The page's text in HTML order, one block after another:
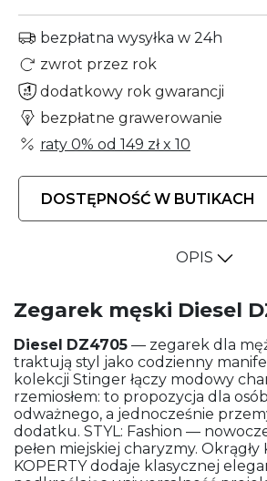
bezpłatna wysyłka w 24h
zwrot przez rok
dodatkowy rok gwarancji
bezpłatne grawerowanie
raty 0% od 149 złx 10
DOSTĘPNOŚĆ W BUTIKACH
OPIS
Zegarek męski Diesel
Diesel DZ4705 — zegarek dla
traktują styl jako codzienny
kolekcji Stinger łączy modowy
rzemiosłem: to propozycja dla
odważnego, a jednocześnie
dodatku. STYL: Fashion —
pełen miejskiej charyzmy. Okrągły
KOPERTY dodaje klasycznej